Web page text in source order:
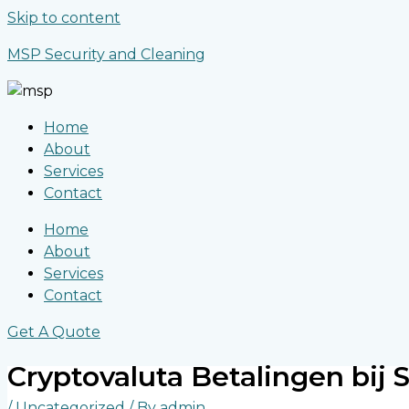
Skip to content
MSP Security and Cleaning
Home
About
Services
Contact
Home
About
Services
Contact
Get A Quote
Cryptovaluta Betalingen bij